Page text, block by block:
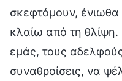
σκεφτόμουν, ένιωθα
κλαίω από τη
εμάς, τους
συναθροίσεις, να